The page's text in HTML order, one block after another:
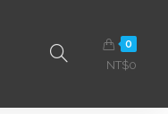
0
NT$0